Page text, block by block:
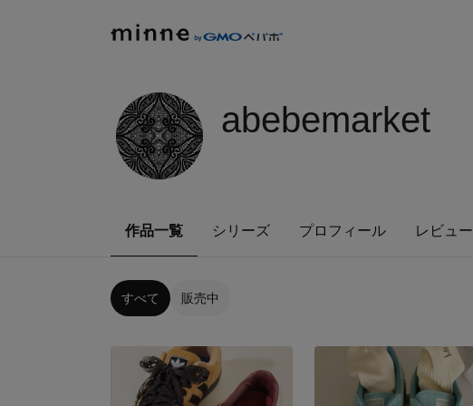
abebemarket
作品一覧 シリーズ プロフィール レビュー
すべて 販売中